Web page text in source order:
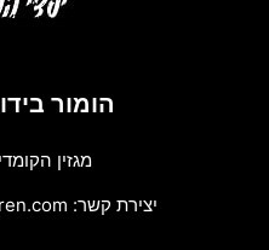
הומור
מגזין
יצירת קשר: